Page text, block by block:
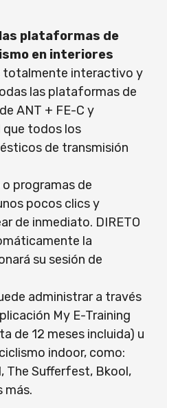
plataformas de
en interiores
totalmente interactivo y
las plataformas de
ANT + FE-C y
que todos los
de transmisión
programas de
pocos clics y
de inmediato. DIRETO
la
su sesión de
administrar a través
My E-Training
de 12 meses incluida) u
indoor, como:
The Sufferfest, Bkool,
más.